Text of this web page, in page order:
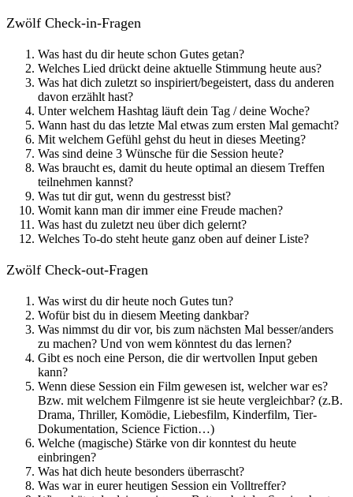
Zwölf Check-in-Fragen
Was hast du dir heute schon Gutes getan?
Welches Lied drückt deine aktuelle Stimmung heute aus?
Was hat dich zuletzt so inspiriert/begeistert, dass du anderen
davon erzählt hast?
Unter welchem Hashtag läuft dein Tag / deine Woche?
Wann hast du das letzte Mal etwas zum ersten Mal gemacht?
Mit welchem Gefühl gehst du heut in dieses Meeting?
Was sind deine 3 Wünsche für die Session heute?
Was braucht es, damit du heute optimal an diesem Treffen
teilnehmen kannst?
Was tut dir gut, wenn du gestresst bist?
Womit kann man dir immer eine Freude machen?
Was hast du zuletzt neu über dich gelernt?
Welches To-do steht heute ganz oben auf deiner Liste?
Zwölf Check-out-Fragen
Was wirst du dir heute noch Gutes tun?
Wofür bist du in diesem Meeting dankbar?
Was nimmst du dir vor, bis zum nächsten Mal besser/anders
zu machen? Und von wem könntest du das lernen?
Gibt es noch eine Person, die dir wertvollen Input geben
kann?
Wenn diese Session ein Film gewesen ist, welcher war es?
Bzw. mit welchem Filmgenre ist sie heute vergleichbar? (z.B.
Drama, Thriller, Komödie, Liebesfilm, Kinderfilm, Tier-
Dokumentation, Science Fiction…)
Welche (magische) Stärke von dir konntest du heute
einbringen?
Was hat dich heute besonders überrascht?
Was war in eurer heutigen Session ein Volltreffer?